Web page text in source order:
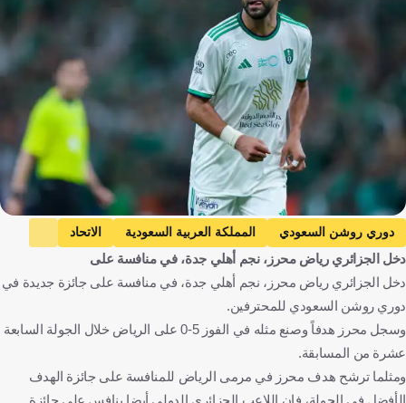
دوري روشن السعودي المملكة العربية السعودية
الاتحاد
الأهلي
الرياض الشباب
الفيحاء
ضمك
رياض محرز الجزائر موسى ديابي
فرنسا
نادر عبدالله الشراري
كرة قدم
دخل الجزائري رياض محرز، نجم أهلي جدة، في منافسة على
دخل الجزائري رياض محرز، نجم أهلي جدة، في منافسة على جائزة جديدة في
دوري روشن السعودي للمحترفين.
وسجل محرز هدفاً وصنع مثله في الفوز 5-0 على الرياض خلال الجولة السابعة
عشرة من المسابقة.
ومثلما ترشح هدف محرز في مرمى الرياض للمنافسة على جائزة الهدف
الأفضل في الجولة، فإن اللاعب الجزائري الدولي أيضا ينافس على جائزة